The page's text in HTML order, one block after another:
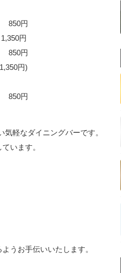
850円
円
850円
)
円
軽なダイニングバーです。
います。
うお手伝いいたします。